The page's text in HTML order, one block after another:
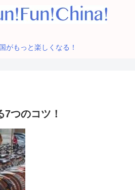
がもっと楽しくなる！
つのコツ！